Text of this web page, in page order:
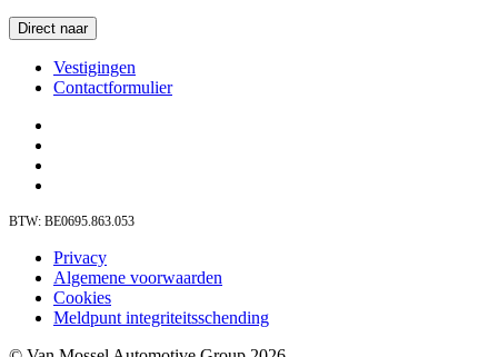
Direct naar
Vestigingen
Contactformulier
BTW: BE0695.863.053
Privacy
Algemene voorwaarden
Cookies
Meldpunt integriteitsschending